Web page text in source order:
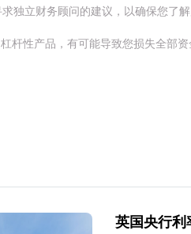
独立财务顾问的建议，以确保您了解
杆性产品，有可能导致您损失全部
英国央行利